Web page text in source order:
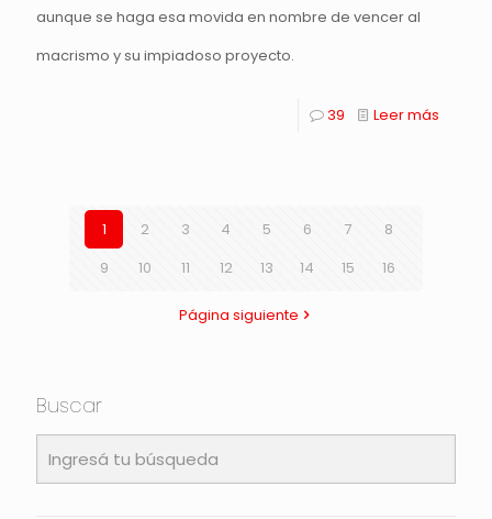
aunque se haga esa movida en nombre de vencer al
macrismo y su impiadoso proyecto.
39 Leer más
1 2 3 4 5 6 7
8
9
10 11 12 13 14 15 16
Página siguiente
Buscar